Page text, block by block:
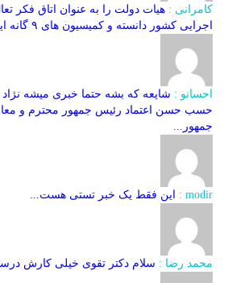
کامرانی : هیات دولت را به عنوان اتاق فکر
اجرایی کشور دانسته و کمیسیون های ۹ گانه این دفتر را به عنو...
احسانو : شایعه که بشه حتما خبری میشه
حسب حسن اعتماد رئیس جمهور محترم و
جمهور...
modir : این فقط یک خبر تستی هست...
محمد رضا : سلام دکتر تقوی خیلی کارش